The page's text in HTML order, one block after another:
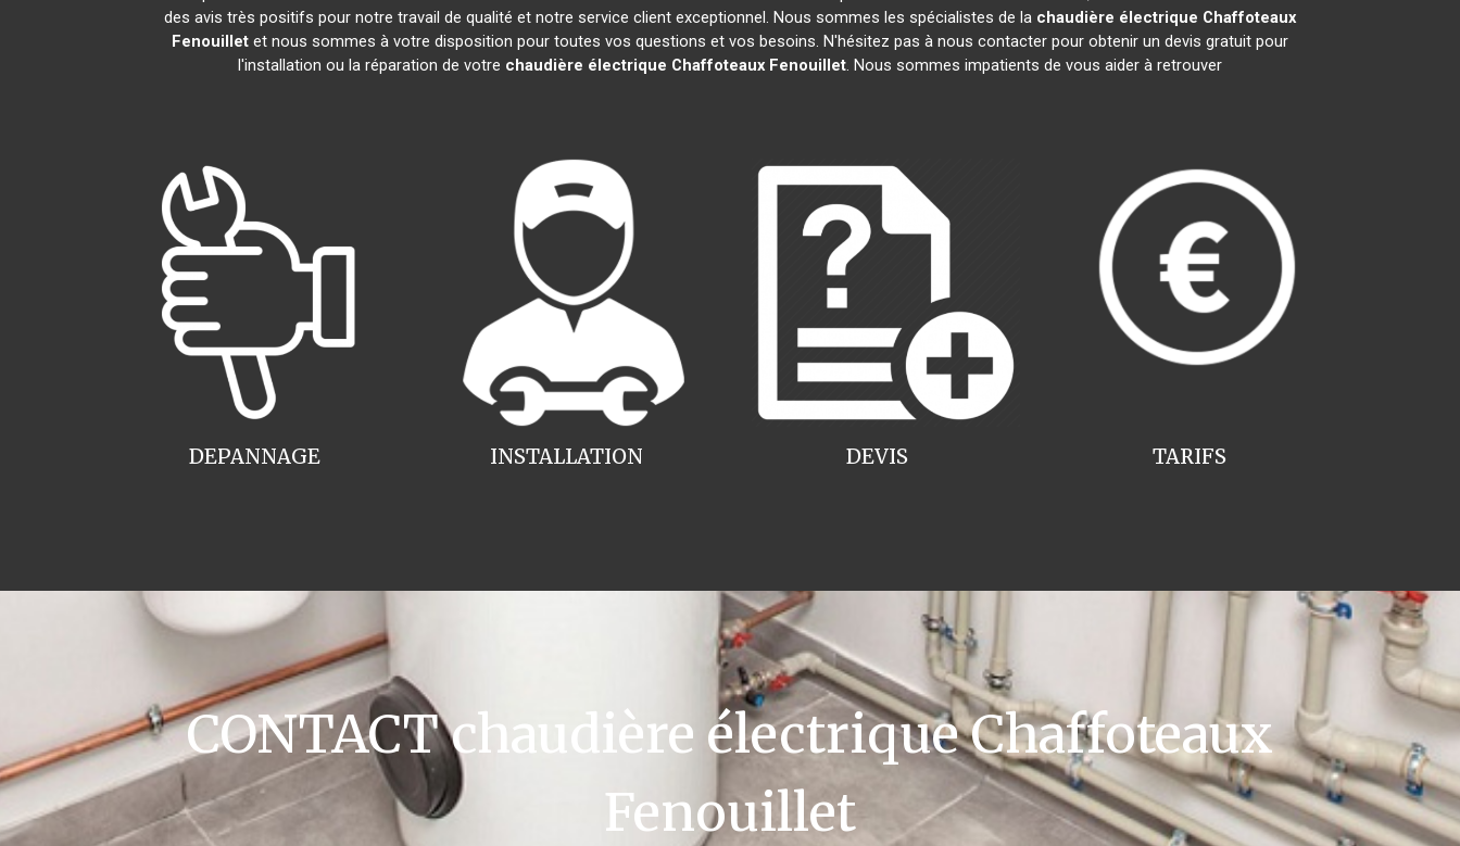
des avis très positifs pour notre travail de qualité et notre service client exceptionnel. Nous sommes les spécialistes de la chaudière électrique Chaffoteaux
Fenouillet et nous sommes à votre disposition pour toutes vos questions et vos besoins. N'hésitez pas à nous contacter pour obtenir un devis gratuit pour
l'installation ou la réparation de votre chaudière électrique Chaffoteaux Fenouillet. Nous sommes impatients de vous aider à retrouver
INSTALLATION
DEPANNAGE TARIFS
DEVIS
CONTACT chaudière électrique Chaffoteaux
Fenouillet